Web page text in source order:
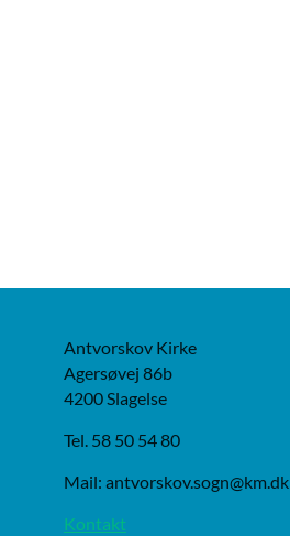
Antvorskov Kirke
Agersøvej 86b
4200 Slagelse
Tel. 58 50 54 80
Mail: antvorskov.sogn@km.dk
Kontakt